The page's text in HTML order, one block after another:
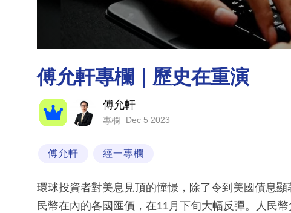
傅允軒專欄｜歷史在重演
傅允軒
專欄 Dec 5 2023
傅允軒 經一專欄
環球投資者對美息見頂的憧憬，除了令到美國債息
民幣在內的各國匯價，在11月下旬大幅反彈。人民幣